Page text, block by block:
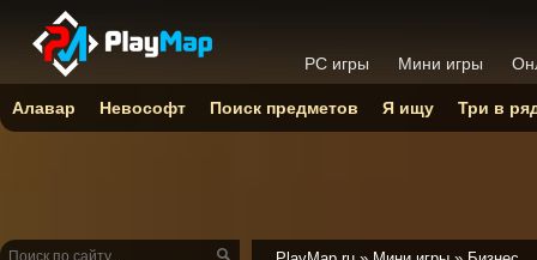
PC игры Мини игры
Алавар Невософт Поиск предметов Я ищу Три в